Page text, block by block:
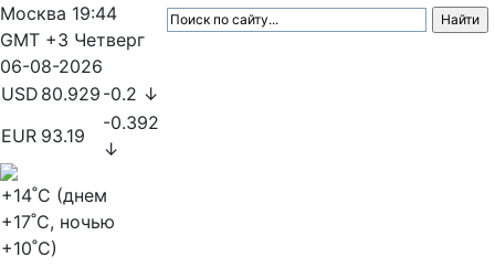
Москва 19:44
GMT +3 Четверг
06-08-2026
USD 80.929 -0.2 ↓
EUR 93.19
-0.392
↓
+14˚C (днем
+17˚C, ночью
+10˚C)